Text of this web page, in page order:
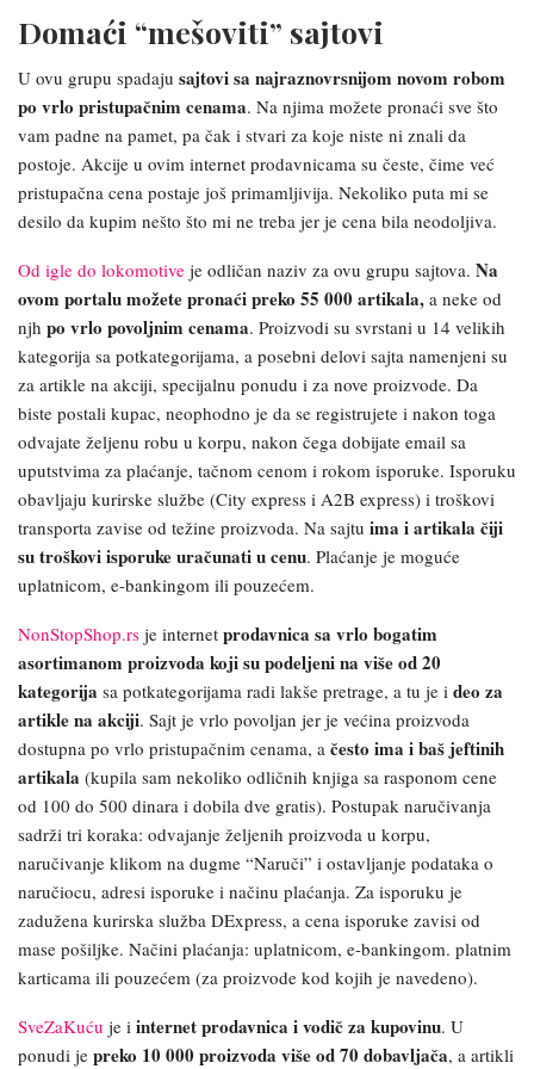
Domaći “mešoviti” sajtovi
U ovu grupu spadaju sajtovi sa najraznovrsnijom novom robom
po vrlo pristupačnim cenama. Na njima možete pronaći sve što
vam padne na pamet, pa čak i stvari za koje niste ni znali da
postoje. Akcije u ovim internet prodavnicama su česte, čime već
pristupačna cena postaje još primamljivija. Nekoliko puta mi se
desilo da kupim nešto što mi ne treba jer je cena bila neodoljiva.
Od igle do lokomotive je odličan naziv za ovu grupu sajtova. Na
ovom portalu možete pronaći preko 55 000 artikala, a neke od
njh po vrlo povoljnim cenama. Proizvodi su svrstani u 14 velikih
kategorija sa potkategorijama, a posebni delovi sajta namenjeni su
za artikle na akciji, specijalnu ponudu i za nove proizvode. Da
biste postali kupac, neophodno je da se registrujete i nakon toga
odvajate željenu robu u korpu, nakon čega dobijate email sa
uputstvima za plaćanje, tačnom cenom i rokom isporuke. Isporuku
obavljaju kurirske službe (City express i A2B express) i troškovi
transporta zavise od težine proizvoda. Na sajtu ima i artikala čiji
su troškovi isporuke uračunati u cenu. Plaćanje je moguće
uplatnicom, e-bankingom ili pouzećem.
NonStopShop.rs je internet prodavnica sa vrlo bogatim
asortimanom proizvoda koji su podeljeni na više od 20
kategorija sa potkategorijama radi lakše pretrage, a tu je i deo za
artikle na akciji. Sajt je vrlo povoljan jer je većina proizvoda
dostupna po vrlo pristupačnim cenama, a često ima i baš jeftinih
artikala (kupila sam nekoliko odličnih knjiga sa rasponom cene
od 100 do 500 dinara i dobila dve gratis). Postupak naručivanja
sadrži tri koraka: odvajanje željenih proizvoda u korpu,
naručivanje klikom na dugme “Naruči” i ostavljanje podataka o
naručiocu, adresi isporuke i načinu plaćanja. Za isporuku je
zadužena kurirska služba DExpress, a cena isporuke zavisi od
mase pošiljke. Načini plaćanja: uplatnicom, e-bankingom. platnim
karticama ili pouzećem (za proizvode kod kojih je navedeno).
SveZaKuću je i internet prodavnica i vodič za kupovinu. U
ponudi je preko 10 000 proizvoda više od 70 dobavljača, a artikli